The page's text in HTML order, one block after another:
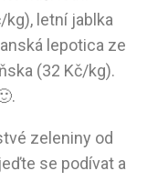
letní jablka
lepotica ze
(32 Kč/kg).
.
zeleniny od
se podívat a